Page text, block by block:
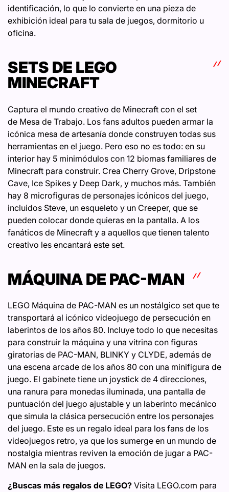
identificación, lo que lo convierte en una pieza de
exhibición ideal para tu sala de juegos, dormitorio u
oficina.
SETS DE LEGO
MINECRAFT
Captura el mundo creativo de Minecraft con el set
de Mesa de Trabajo. Los fans adultos pueden armar la
icónica mesa de artesanía donde construyen todas sus
herramientas en el juego. Pero eso no es todo: en su
interior hay 5 minimódulos con 12 biomas familiares de
Minecraft para construir. Crea Cherry Grove, Dripstone
Cave, Ice Spikes y Deep Dark, y muchos más. También
hay 8 microfiguras de personajes icónicos del juego,
incluidos Steve, un esqueleto y un Creeper, que se
pueden colocar donde quieras en la pantalla. A los
fanáticos de Minecraft y a aquellos que tienen talento
creativo les encantará este set.
MÁQUINA DE PAC-MAN
LEGO Máquina de PAC-MAN es un nostálgico set que te
transportará al icónico videojuego de persecución en
laberintos de los años 80. Incluye todo lo que necesitas
para construir la máquina y una vitrina con figuras
giratorias de PAC-MAN, BLINKY y CLYDE, además de
una escena arcade de los años 80 con una minifigura de
juego. El gabinete tiene un joystick de 4 direcciones,
una ranura para monedas iluminada, una pantalla de
puntuación del juego ajustable y un laberinto mecánico
que simula la clásica persecución entre los personajes
del juego. Este es un regalo ideal para los fans de los
videojuegos retro, ya que los sumerge en un mundo de
nostalgia mientras reviven la emoción de jugar a PAC-
MAN en la sala de juegos.
¿Buscas más regalos de LEGO? Visita LEGO.com para